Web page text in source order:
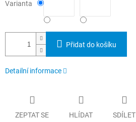
Varianta
Přidat do košíku
Detailní informace
ZEPTAT SE HLÍDAT SDÍLET